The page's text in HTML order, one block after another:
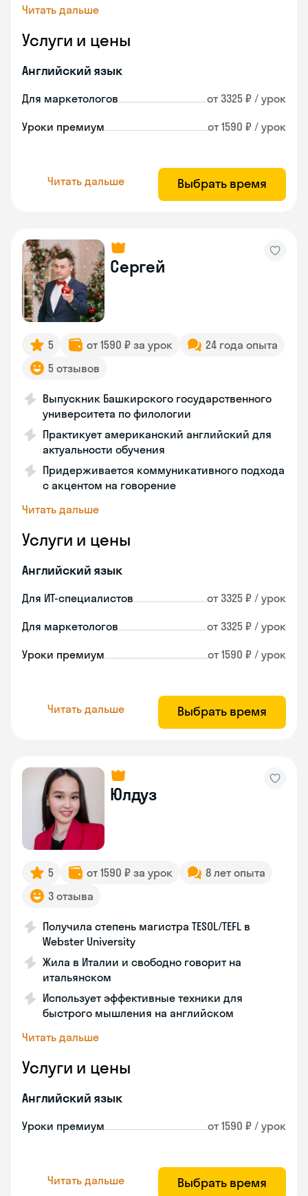
Читать дальше
Услуги и цены
Английский язык
Для маркетологов от 3325 ₽ / урок
Уроки премиум от 1590 ₽ / урок
Читать дальше Выбрать время
Сергей
5 от 1590 ₽ за урок
24 года опыта
5 отзывов
Выпускник Башкирского государственного
университета по филологии
Практикует американский английский для
актуальности обучения
Придерживается коммуникативного подхода
с акцентом на говорение
Читать дальше
Услуги и цены
Английский язык
Для ИТ-специалистов от 3325 ₽ / урок
Для маркетологов от 3325 ₽ / урок
Уроки премиум от 1590 ₽ / урок
Читать дальше Выбрать время
Юлдуз
5 от 1590 ₽ за урок
8 лет опыта
3 отзыва
Получила степень магистра TESOL/TEFL в
Webster University
Жила в Италии и свободно говорит на
итальянском
Использует эффективные техники для
быстрого мышления на английском
Читать дальше
Услуги и цены
Английский язык
Уроки премиум от 1590 ₽ / урок
Читать дальше Выбрать время